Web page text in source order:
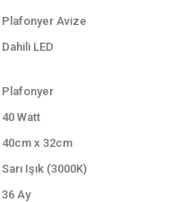
Plafonyer Avize
Dahili LED
Plafonyer
40 Watt
40cm x 32cm
Sarı Işık (3000K)
36 Ay